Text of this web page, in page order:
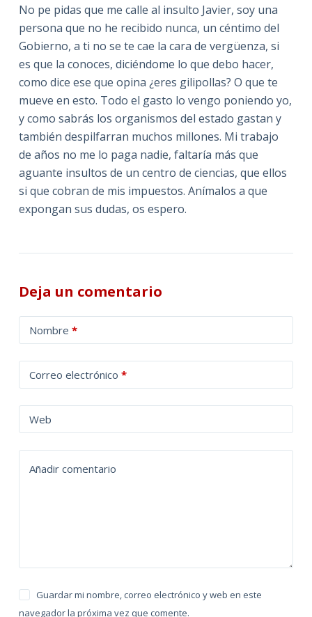
No pe pidas que me calle al insulto Javier, soy una
persona que no he recibido nunca, un céntimo del
Gobierno, a ti no se te cae la cara de vergüenza, si
es que la conoces, diciéndome lo que debo hacer,
como dice ese que opina ¿eres gilipollas? O que te
mueve en esto. Todo el gasto lo vengo poniendo yo,
y como sabrás los organismos del estado gastan y
también despilfarran muchos millones. Mi trabajo
de años no me lo paga nadie, faltaría más que
aguante insultos de un centro de ciencias, que ellos
si que cobran de mis impuestos. Anímalos a que
expongan sus dudas, os espero.
Deja un comentario
Nombre *
Correo electrónico *
Web
Añadir comentario
Guardar mi nombre, correo electrónico y web en este
navegador la próxima vez que comente.
l
t
a
t